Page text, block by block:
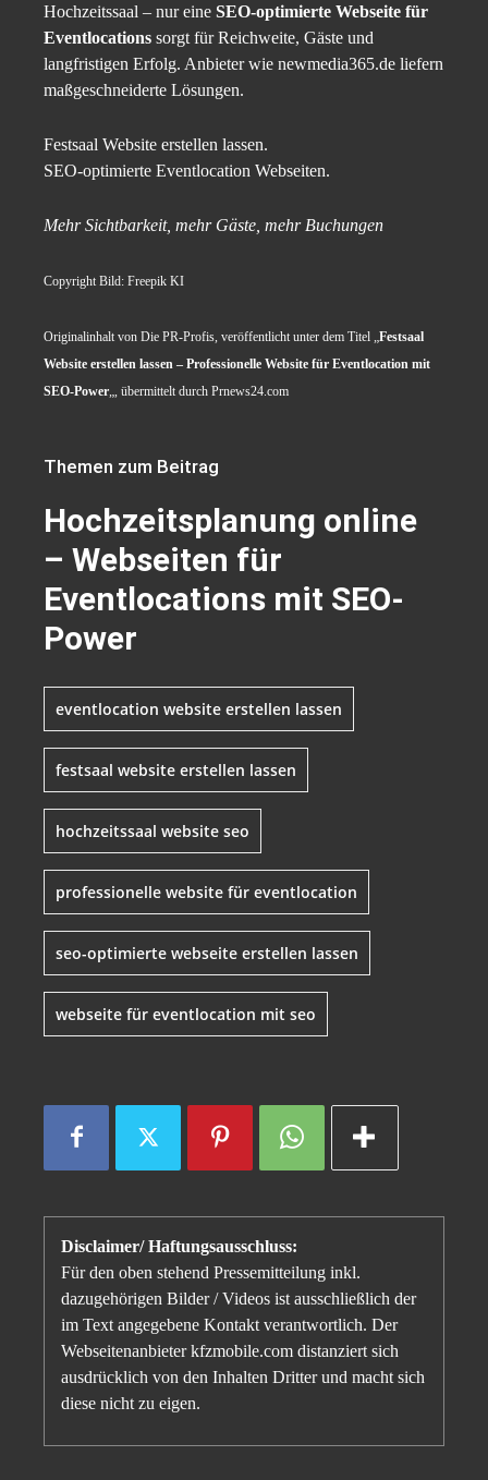
Hochzeitssaal – nur eine SEO-optimierte Webseite für
Eventlocations sorgt für Reichweite, Gäste und
langfristigen Erfolg. Anbieter wie newmedia365.de liefern
maßgeschneiderte Lösungen.
Festsaal Website erstellen lassen.
SEO-optimierte Eventlocation Webseiten.
Mehr Sichtbarkeit, mehr Gäste, mehr Buchungen
Copyright Bild: Freepik KI
Originalinhalt von Die PR-Profis, veröffentlicht unter dem Titel „Festsaal
Website erstellen lassen – Professionelle Website für Eventlocation mit
SEO-Power„, übermittelt durch Prnews24.com
Themen zum Beitrag
Hochzeitsplanung online
– Webseiten für
Eventlocations mit SEO-
Power
eventlocation website erstellen lassen
festsaal website erstellen lassen
hochzeitssaal website seo
professionelle website für eventlocation
seo-optimierte webseite erstellen lassen
webseite für eventlocation mit seo
Disclaimer/ Haftungsausschluss:
Für den oben stehend Pressemitteilung inkl.
dazugehörigen Bilder / Videos ist ausschließlich der
im Text angegebene Kontakt verantwortlich. Der
Webseitenanbieter kfzmobile.com distanziert sich
ausdrücklich von den Inhalten Dritter und macht sich
diese nicht zu eigen.